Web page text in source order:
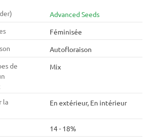
Advanced Seeds
Féminisée
Autofloraison
de
Mix
la
En extérieur, En intérieur
14 - 18%